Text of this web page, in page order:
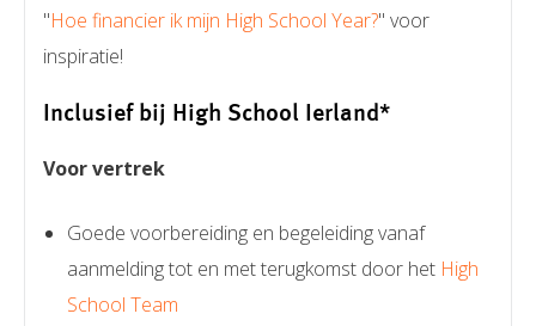
"Hoe financier ik mijn High School Year?" voor
inspiratie!
Inclusief bij High School Ierland*
Voor vertrek
Goede voorbereiding en begeleiding vanaf
aanmelding tot en met terugkomst door het High
School Team